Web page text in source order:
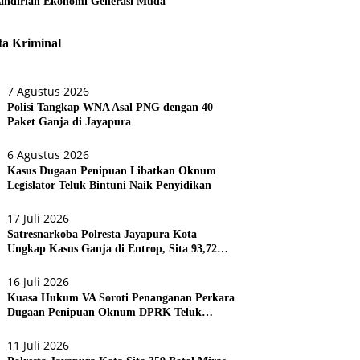
Kriminal
7 Agustus 2026
Polisi Tangkap WNA Asal PNG dengan 40
Paket Ganja di Jayapura
6 Agustus 2026
Kasus Dugaan Penipuan Libatkan Oknum
Legislator Teluk Bintuni Naik Penyidikan
17 Juli 2026
Satresnarkoba Polresta Jayapura Kota
Ungkap Kasus Ganja di Entrop, Sita 93,72
16 Juli 2026
Kuasa Hukum VA Soroti Penanganan Perkara
Dugaan Penipuan Oknum DPRK Teluk
11 Juli 2026